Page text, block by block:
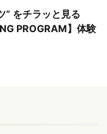
をチラッと見る
PROGRAM】体験